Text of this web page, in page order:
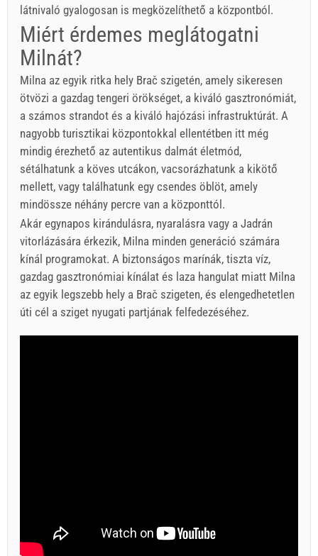
látnivaló gyalogosan is megközelíthető a központból.
Miért érdemes meglátogatni
Milnát?
Milna az egyik ritka hely Brač szigetén, amely sikeresen
ötvözi a gazdag tengeri örökséget, a kiváló gasztronómiát,
a számos strandot és a kiváló hajózási infrastruktúrát. A
nagyobb turisztikai központokkal ellentétben itt még
mindig érezhető az autentikus dalmát életmód,
sétálhatunk a köves utcákon, vacsorázhatunk a kikötő
mellett, vagy találhatunk egy csendes öblöt, amely
mindössze néhány percre van a központtól.
Akár egynapos kirándulásra, nyaralásra vagy a Jadrán
vitorlázására érkezik, Milna minden generáció számára
kínál programokat. A biztonságos marínák, tiszta víz,
gazdag gasztronómiai kínálat és laza hangulat miatt Milna
az egyik legszebb hely a Brač szigeten, és elengedhetetlen
úti cél a sziget nyugati partjának felfedezéséhez.